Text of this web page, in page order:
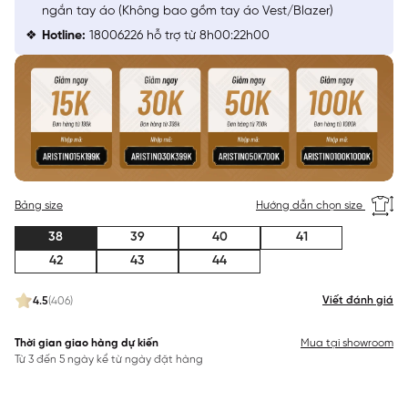
4.5(406) Viết đánh giá
Bảng size Hướng dẫn chọn size
38 39 40
41
42
43 44
Thời gian giao hàng dự kiến
Từ 3 đến 5 ngày kể từ ngày đặt hàng
Mua tại showroom
ngắn tay áo (Không bao gồm tay áo Vest/Blazer)
Hotline: 18006226 hỗ trợ từ 8h00:22h00